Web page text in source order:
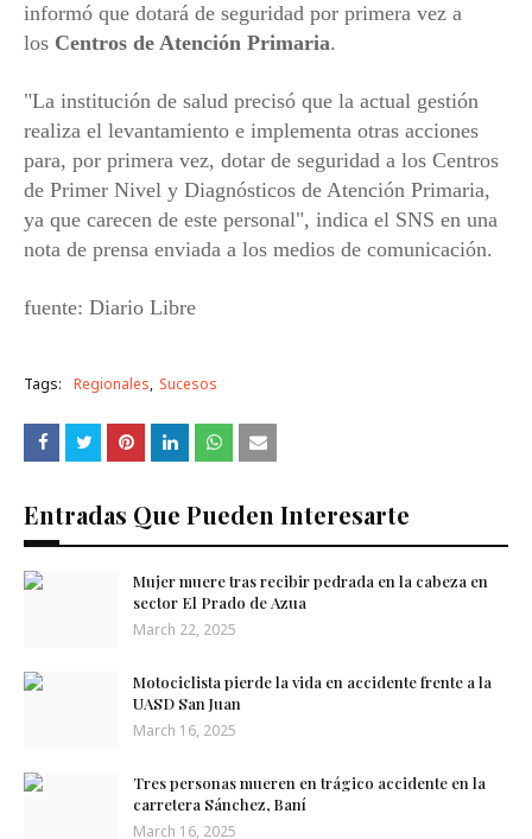
informó que dotará de seguridad por primera vez a
los Centros de Atención Primaria.
"La institución de salud precisó que la actual gestión
realiza el levantamiento e implementa otras acciones
para, por primera vez, dotar de seguridad a los Centros
de Primer Nivel y Diagnósticos de Atención Primaria,
ya que carecen de este personal", indica el SNS en una
nota de prensa enviada a los medios de comunicación.
fuente: Diario Libre
Tags: Regionales Sucesos
Entradas Que Pueden Interesarte
Mujer muere tras recibir pedrada en la cabeza en
sector El Prado de Azua
March 22, 2025
Motociclista pierde la vida en accidente frente a la
UASD San ​​Juan
March 16, 2025
Tres personas mueren en trágico accidente en la
carretera Sánchez, Baní
March 16, 2025